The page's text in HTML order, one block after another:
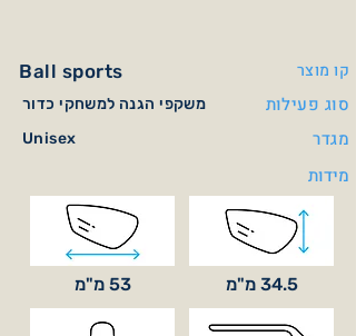
Ball sports קו מוצר
משקפי הגנה למשחקי כדור סוג פעילות
Unisex
מגדר
מידות
53 מ"מ 34.5 מ"מ